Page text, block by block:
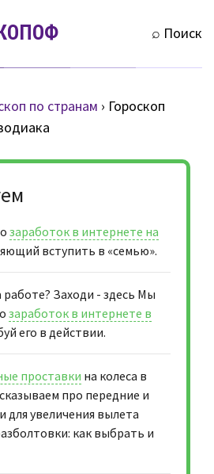
⌕ Поиск
по странам › Гороскоп
заработок в интернете на
вступить в «семью».
работе? Заходи - здесь Мы
заработок в интернете в
его в действии.
проставки на колеса в
про передние и
для увеличения вылета
как выбрать и